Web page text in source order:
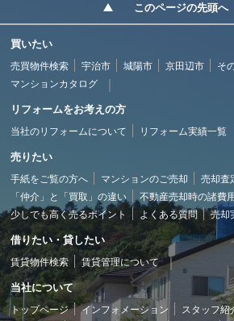
このページの先頭へ
買いたい
売買物件検索 宇治市 城陽市 京田辺市
そ
マンションカタログ
リフォームをお考えの方
当社のリフォームについて リフォーム実績一覧
売りたい
手紙をご覧の方へ マンションのご売却 売却査
「仲介」と「買取」の違い
不動産売却時の諸費用
少しでも高く売るポイント
よくある質問 売却
借りたい・貸したい
賃貸物件検索 賃貸管理について
当社について
トップページ インフォメーション スタッフ紹